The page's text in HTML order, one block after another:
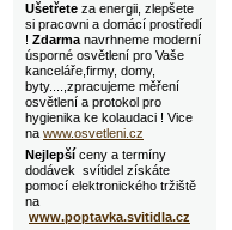
Ušetřete za energii, zlepšete
si pracovni a domácí prostředí
! Zdarma navrhneme moderní
úsporné osvětlení pro Vaše
kanceláře,firmy, domy,
byty....,zpracujeme měření
osvětlení a protokol pro
hygienika ke kolaudaci ! Vice
na www.osvetleni.cz
Nejlepší ceny a termíny
dodávek svítidel získáte
pomocí elektronického tržiště
na
www.poptavka.svitidla.cz